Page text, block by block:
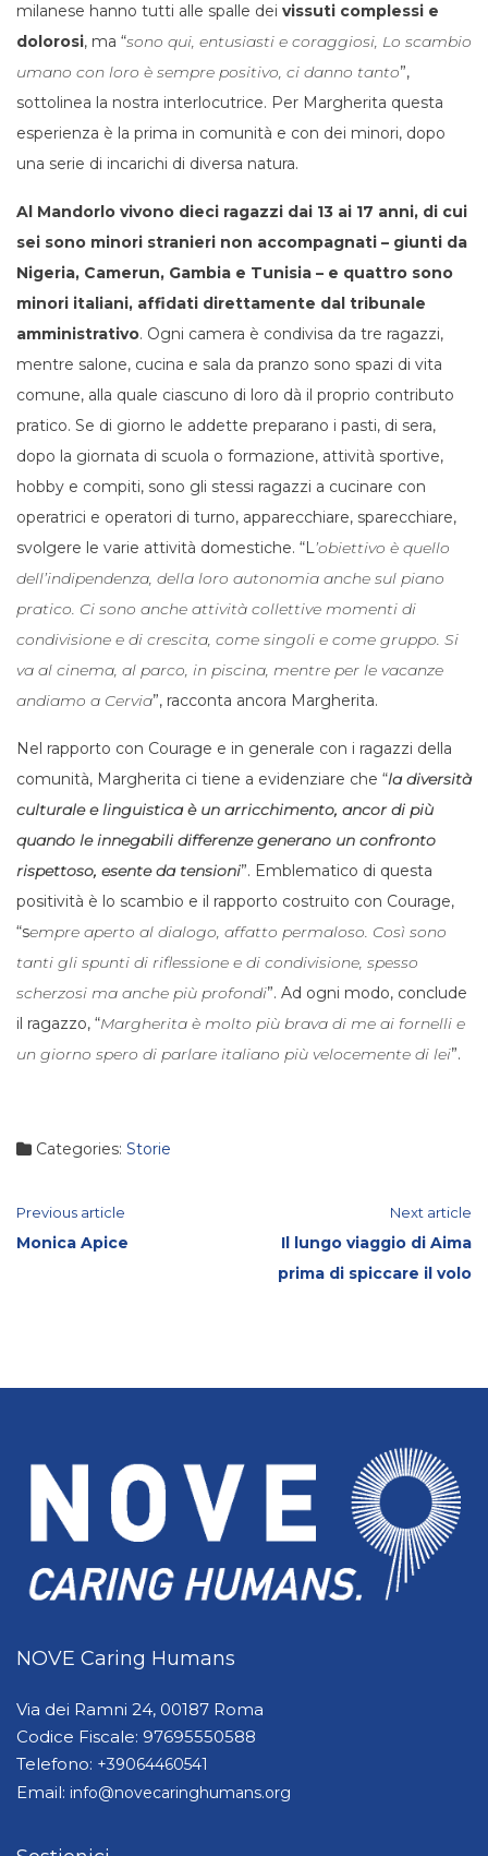
milanese hanno tutti alle spalle dei vissuti complessi e
dolorosi, ma “sono qui, entusiasti e coraggiosi, Lo scambio
umano con loro è sempre positivo, ci danno tanto”,
sottolinea la nostra interlocutrice. Per Margherita questa
esperienza è la prima in comunità e con dei minori, dopo
una serie di incarichi di diversa natura.
Al Mandorlo vivono dieci ragazzi dai 13 ai 17 anni, di cui
sei sono minori stranieri non accompagnati – giunti da
Nigeria, Camerun, Gambia e Tunisia – e quattro sono
minori italiani, affidati direttamente dal tribunale
amministrativo. Ogni camera è condivisa da tre ragazzi,
mentre salone, cucina e sala da pranzo sono spazi di vita
comune, alla quale ciascuno di loro dà il proprio contributo
pratico. Se di giorno le addette preparano i pasti, di sera,
dopo la giornata di scuola o formazione, attività sportive,
hobby e compiti, sono gli stessi ragazzi a cucinare con
operatrici e operatori di turno, apparecchiare, sparecchiare,
svolgere le varie attività domestiche. “L’obiettivo è quello
dell’indipendenza, della loro autonomia anche sul piano
pratico. Ci sono anche attività collettive momenti di
condivisione e di crescita, come singoli e come gruppo. Si
va al cinema, al parco, in piscina, mentre per le vacanze
andiamo a Cervia”, racconta ancora Margherita.
Nel rapporto con Courage e in generale con i ragazzi della
comunità, Margherita ci tiene a evidenziare che “la diversità
culturale e linguistica è un arricchimento, ancor di più
quando le innegabili differenze generano un confronto
rispettoso, esente da tensioni”. Emblematico di questa
positività è lo scambio e il rapporto costruito con Courage,
“sempre aperto al dialogo, affatto permaloso. Così sono
tanti gli spunti di riflessione e di condivisione, spesso
scherzosi ma anche più profondi”. Ad ogni modo, conclude
il ragazzo, “Margherita è molto più brava di me ai fornelli e
un giorno spero di parlare italiano più velocemente di lei”.
Categories: Storie
Continue
Previous article
Monica Apice
Next article
Il lungo viaggio di Aima
prima di spiccare il volo
NOVE Caring Humans
Via dei Ramni 24, 00187 Roma
Codice Fiscale: 97695550588
Telefono: +39064460541
Email: info@novecaringhumans.org